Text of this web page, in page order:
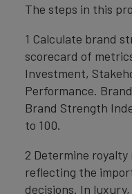
The steps in this
1 Calculate brand
scorecard of
Investment,
Performance.
Brand Strength
to 100.
2 Determine
reflecting the
decisions. In